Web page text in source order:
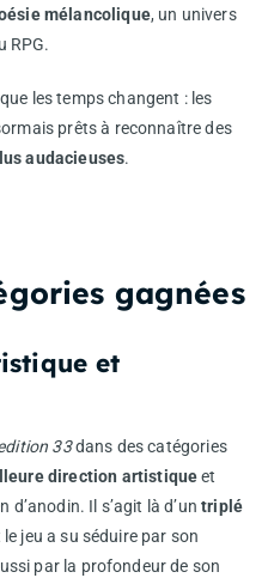
mélancolique, un univers
RPG.
les temps changent : les
prêts à reconnaître des
audacieuses.
gagnées
et
33dans des catégories
direction artistiqueet
d’anodin. Il s’agit là d’untriplé
jeu a su séduire par son
par la profondeur de son